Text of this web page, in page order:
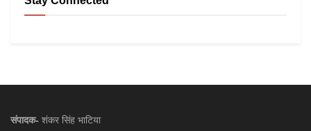
संपादक- शंकर सिंह भाटिया